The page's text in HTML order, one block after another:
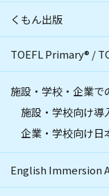
くもん出版
TOEFL Primary® /
施設・学校・企業で
施設・学校向け導
企業・学校向け日
English Immersion